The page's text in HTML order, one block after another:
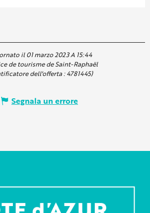
il 01 marzo 2023 A 15:44
de tourisme de Saint-Raphaël
dell'offerta :4781445)
Segnala un errore